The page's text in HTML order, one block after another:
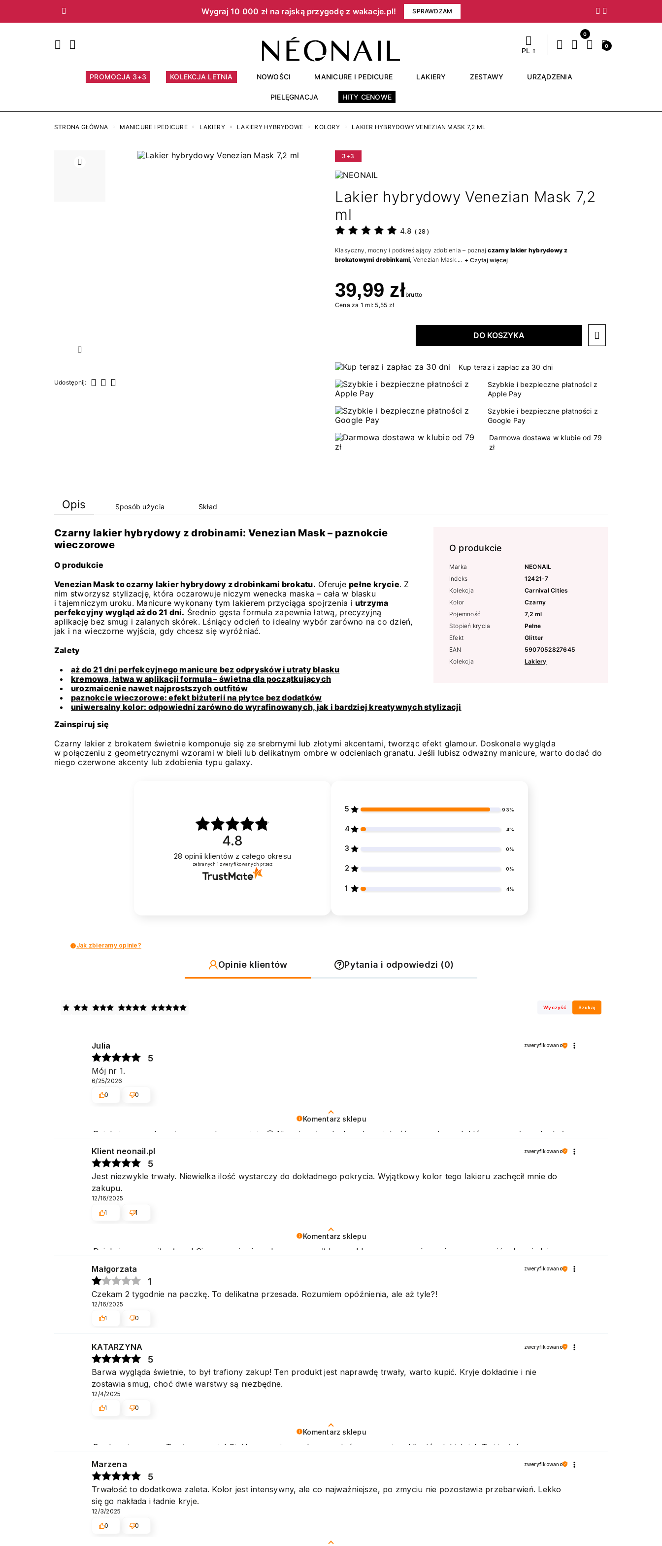
Wygraj 10 000 zł na rajską przygodę z wakacje.pl!​ SPRAWDZAM
Poprzedni Następny
PL
0
0
PROMOCJA 3+3 KOLEKCJA LETNIA NOWOŚCI MANICURE I PEDICURE LAKIERY ZESTAWY URZĄDZENIA
PIELĘGNACJA HITY CENOWE
STRONA GŁÓWNA MANICURE I PEDICURE LAKIERY LAKIERY HYBRYDOWE KOLORY LAKIER HYBRYDOWY VENEZIAN MASK 7,2 ML
Poprzedni
Następny
Udostępnij:
3+3
Lakier hybrydowy Venezian Mask 7,2
ml
4.8 ( 28 )
Klasyczny, mocny i podkreślający zdobienia – poznajczarny lakier hybrydowy z
brokatowymi drobinkami, Venezian Mask.... + Czytaj więcej
39,99 złbrutto
Cena za 1 ml: 5,55 zł
DO KOSZYKA
Kup teraz i zapłac za 30 dni
Szybkie i bezpieczne płatności z
Apple Pay
Szybkie i bezpieczne płatności z
Google Pay
Darmowa dostawa w klubie od 79
zł
Opis Sposób użycia Skład
O produkcie
Marka
NEONAIL
Indeks
12421-7
Kolekcja
Carnival Cities
Kolor
Czarny
Pojemność
7,2 ml
Stopień krycia
Pełne
Efekt
Glitter
EAN
5907052827645
Kolekcja
Lakiery
Czarny lakier hybrydowy z drobinami: Venezian Mask – paznokcie
wieczorowe
O produkcie
Venezian Mask to czarny lakier hybrydowy z drobinkami brokatu. Oferujepełne krycie. Z
nim stworzysz stylizację, która oczarowuje niczym wenecka maska – cała w blasku
i tajemniczym uroku. Manicure wykonany tym lakierem przyciąga spojrzenia i utrzyma
perfekcyjny wygląd aż do 21 dni. Średnio gęsta formuła zapewnia łatwą, precyzyjną
aplikację bez smug i zalanych skórek. Lśniący odcień to idealny wybór zarówno na co dzień,
jak i na wieczorne wyjścia, gdy chcesz się wyróżniać.
Zalety
aż do 21 dni perfekcyjnego manicure bez odprysków i utraty blasku
kremowa, łatwa w aplikacji formuła – świetna dla początkujących
urozmaicenie nawet najprostszych outfitów
paznokcie wieczorowe: efekt biżuterii na płytce bez dodatków
uniwersalny kolor: odpowiedni zarówno do wyrafinowanych, jak i bardziej kreatywnych stylizacji
Zainspiruj się
Czarny lakier z brokatem świetnie komponuje się ze srebrnymi lub złotymi akcentami, tworząc efekt glamour. Doskonale wygląda
w połączeniu z geometrycznymi wzorami w bieli lub delikatnym ombre w odcieniach granatu. Jeśli lubisz odważny manicure, warto dodać do
niego czerwone akcenty lub zdobienia typu galaxy.
4.8
28 opinii klientów z całego okresu
zebranych i zweryfikowanych przez
5 93%
4 4%
3 0%
2 0%
1 4%
Jak zbieramy opinie?
Opinie klientów Pytania i odpowiedzi (0)
Wyczyść Szukaj
Komentarz sklepu
Dziękujemy serdecznie za pozytywną opinię 😊 Nieustannie udoskonalamy jakość naszych produktów oraz usług, aby były
na jak najwyższym poziomie. Pozdrawiamy
Julia zweryfikowano
5
Mój nr 1.
6/25/2026
0
0
Komentarz sklepu
Dziękujemy za miłe słowa! Cieszymy się, że zakup przeszedł bezproblemowo, oraz, że możemy zapewnić odpowiednią
Klient neonail.pl zweryfikowano
5
Jest niezwykle trwały. Niewielka ilość wystarczy do dokładnego pokrycia. Wyjątkowy kolor tego lakieru zachęcił mnie do
zakupu.
12/16/2025
1
1
Małgorzata zweryfikowano
1
Czekam 2 tygodnie na paczkę. To delikatna przesada. Rozumiem opóźnienia, ale aż tyle?!
12/16/2025
1
0
Komentarz sklepu
Bardzo cieszy nas Twoja recenzja! Ciężko pracujemy, aby sprostać wymaganiom klientów takich jak Ty i jesteśmy
KATARZYNA zweryfikowano
5
Barwa wygląda świetnie, to był trafiony zakup! Ten produkt jest naprawdę trwały, warto kupić. Kryje dokładnie i nie
zostawia smug, choć dwie warstwy są niezbędne.
12/4/2025
1
0
Marzena zweryfikowano
5
Trwałość to dodatkowa zaleta. Kolor jest intensywny, ale co najważniejsze, po zmyciu nie pozostawia przebarwień. Lekko
się go nakłada i ładnie kryje.
12/3/2025
0
0